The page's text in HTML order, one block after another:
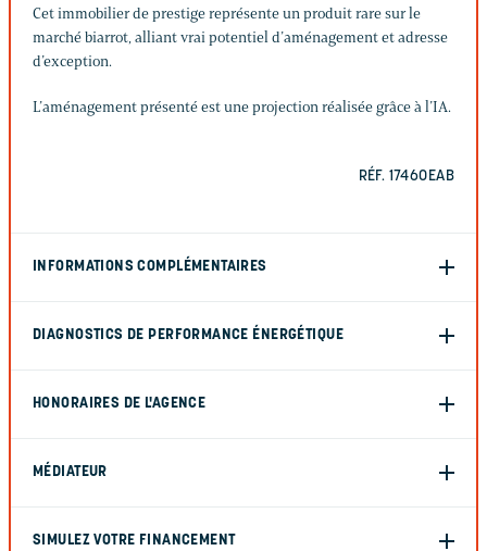
Cet immobilier de prestige représente un produit rare sur le
marché biarrot, alliant vrai potentiel d’aménagement et adresse
d’exception.
L’aménagement présenté est une projection réalisée grâce à l’IA.
RÉF. 17460EAB
INFORMATIONS COMPLÉMENTAIRES
DIAGNOSTICS DE PERFORMANCE ÉNERGÉTIQUE
HONORAIRES DE L'AGENCE
MÉDIATEUR
SIMULEZ VOTRE FINANCEMENT